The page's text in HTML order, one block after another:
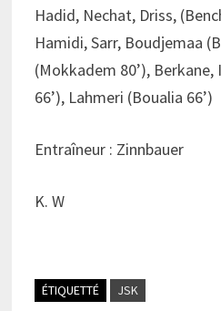
Hadid, Nechat, Driss,
Hamidi, Sarr, Boudjemaa
(Mokkadem 80’),
66’), Lahmeri (Boualia 66’)
Entraîneur : Zinnbauer
K. W
ÉTIQUETTÉ JSK